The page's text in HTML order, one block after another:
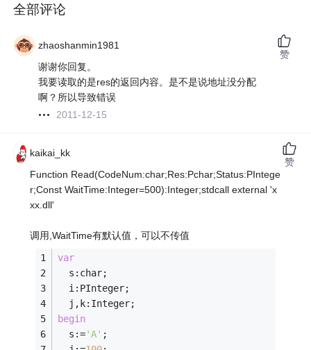
全部评论
zhaoshanmin1981
谢谢你回复。
我要读取的是res的返回内容。是不是说地址没分配
啊？所以导致错误
2011-12-15
赞
kaikai_kk
Function Read(CodeNum:char;Res:Pchar;Status:PIntege
r;Const WaitTime:Integer=500):Integer;stdcall external 'x
xx.dll'
调用,WaitTime有默认值，可以不传值
var
  s:char;
  i:PInteger;
  j,k:Integer;
begin
  s:=
'A' ;
赞